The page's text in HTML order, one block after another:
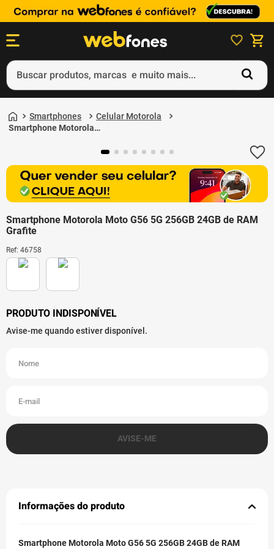
Buscar produtos, marcas e muito mais...
Smartphones
Celular Motorola
Smartphone Motorola
Smartphone Motorola Moto G56 5G 256GB 24GB de RAM
Grafite
Ref: 46758
Informações do produto
Smartphone Motorola Moto G56 5G 256GB 24GB de RAM
1º
ps5
3º
4º
ps4